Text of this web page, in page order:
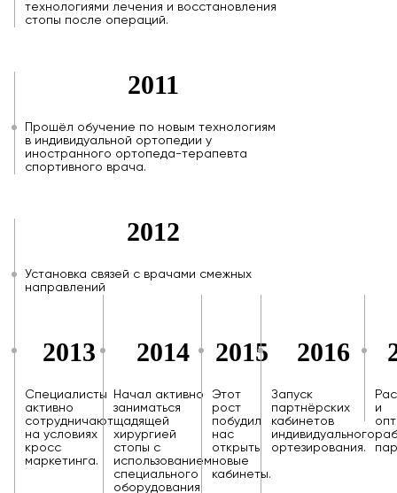
технологиями лечения и восстановления
стопы после операций.
2011
Прошёл обучение по новым технологиям
в индивидуальной ортопедии у
иностранного ортопеда-терапевта
спортивного врача.
2012
Установка связей с врачами смежных
направлений
2013
Специалисты
активно
сотрудничают
на условиях
кросс
маркетинга.
2014
Начал активно
заниматься
щадящей
хирургией
стопы с
использованием
специального
оборудования.
2015
Этот
рост
побудил
нас
открыть
новые
кабинеты.
2016
Запуск
партнёрских
кабинетов
индивидуального
ортезирования.
и